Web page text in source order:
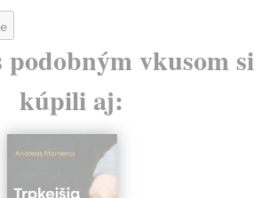
podobným vkusom si
kúpili aj: